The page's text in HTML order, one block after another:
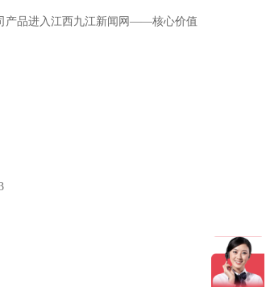
产品进入江西九江新闻网——核心价值